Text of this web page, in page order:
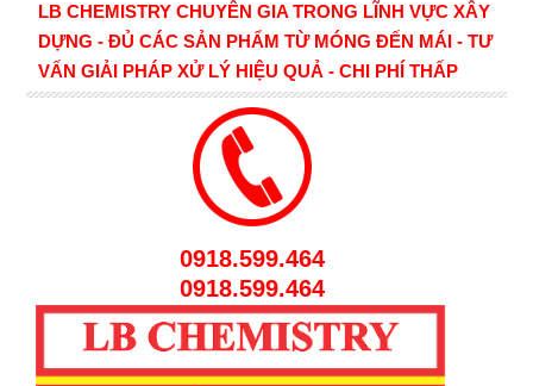
LB CHEMISTRY CHUYÊN GIA TRONG LĨNH VỰC XÂY
DỰNG - ĐỦ CÁC SẢN PHẨM TỪ MÓNG ĐẾN MÁI - TƯ
VẤN GIẢI PHÁP XỬ LÝ HIỆU QUẢ - CHI PHÍ THẤP
0918.599.464
0918.599.464